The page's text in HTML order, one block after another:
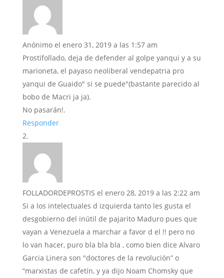
Anónimo el enero 31, 2019 a las 1:57 am
Prostifollado, deja de defender al golpe yanqui y a su
marioneta, el payaso neoliberal vendepatria pro
yanqui de Guaido" si se puede"(bastante parecido al
bobo de Macri ja ja).
No pasarán!.
Responder
FOLLADORDEPROSTIS el enero 28, 2019 a las 2:22 am
Si a los intelectuales d izquierda tanto les gusta el
desgobierno del inútil de pajarito Maduro pues que
vayan a Venezuela a marchar a favor d el !! pero no
lo van hacer, puro bla bla bla , como bien dice Alvaro
Garcia Linera son "doctores de la revolución” o
“marxistas de cafetín, y ya dijo Noam Chomsky que